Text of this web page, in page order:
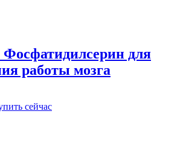
Фосфатидилсерин для
работы мозга
сейчас